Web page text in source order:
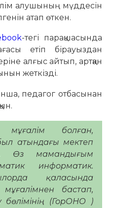
алушының мүддесін
атап өткен.
-тегі парақшасында
етіп бірауыздан
алғыс айтып, артқан
жеткізді.
педагог отбасынан
болған,
атындағы мектеп
Өз мамандығым
информатик.
қаласында
бастап,
бөлімінің (ГорОНО )